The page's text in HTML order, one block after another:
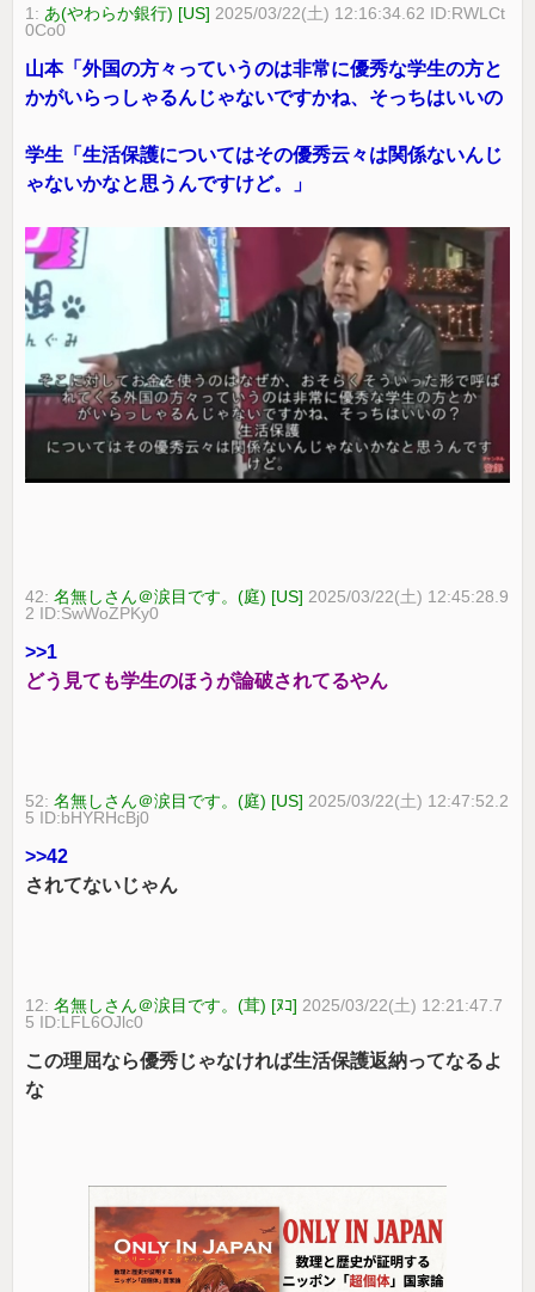
1:あ(やわらか銀行) [US] 2025/03/22(土) 12:16:34.62 ID:RWLCt
0Co0
山本「外国の方々っていうのは非常に優秀な学生の方と
かがいらっしゃるんじゃないですかね、そっちはいいの
学生「生活保護についてはその優秀云々は関係ないんじ
ゃないかなと思うんですけど。」
42:名無しさん＠涙目です。(庭) [US] 2025/03/22(土) 12:45:28.9
2 ID:SwWoZPKy0
>>1
どう見ても学生のほうが論破されてるやん
52:名無しさん＠涙目です。(庭) [US] 2025/03/22(土) 12:47:52.2
5 ID:bHYRHcBj0
>>42
されてないじゃん
12:名無しさん＠涙目です。(茸) [ﾇｺ] 2025/03/22(土) 12:21:47.7
5 ID:LFL6OJlc0
この理屈なら優秀じゃなければ生活保護返納ってなるよ
な